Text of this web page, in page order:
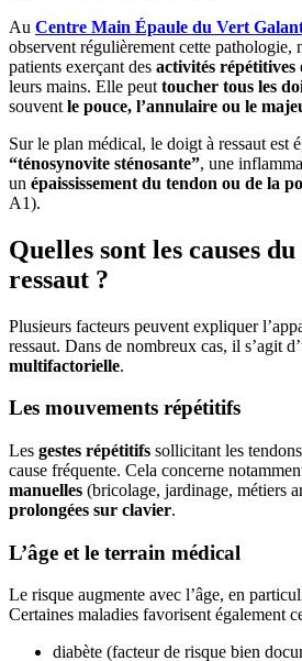
Au Centre Main Épaule du Vert
observent régulièrement cette pathologie,
patients exerçant des activités
leurs mains. Elle peut toucher tous les
souvent le pouce, l’annulaire ou le
Sur le plan médical, le doigt à ressaut est
“ténosynovite sténosante”, une
un épaississement du tendon ou de la
A1).
Quelles sont les causes
ressaut ?
Plusieurs facteurs peuvent expliquer
ressaut. Dans de nombreux cas, il s’agit
multifactorielle.
Les mouvements répétitifs
Les gestes répétitifs sollicitant les
cause fréquente. Cela concerne
manuelles (bricolage, jardinage, métiers
prolongées sur clavier.
L’âge et le terrain médical
Le risque augmente avec l’âge, en
Certaines maladies favorisent également
diabète (facteur de risque bien